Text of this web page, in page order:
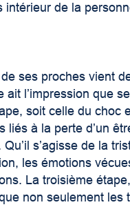
de la
ses proches vient
ait l’impression que
soit celle du choc
liés à la perte d’un
s’agisse de la
les émotions
La troisième
non seulement les